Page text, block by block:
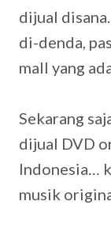
dijual
di-denda,
mall yang
Sekarang
dijual DVD
Indonesia…
musik